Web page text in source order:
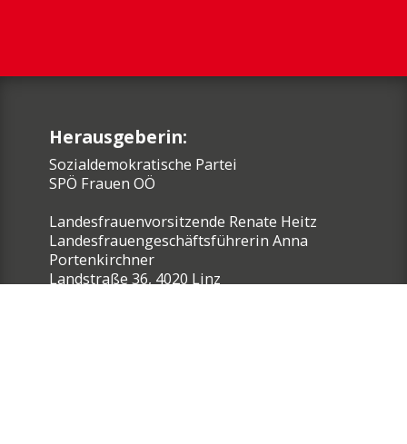
Herausgeberin:
Sozialdemokratische Partei
SPÖ Frauen OÖ
Landesfrauenvorsitzende Renate Heitz
Landesfrauengeschäftsführerin Anna
Portenkirchner
Landstraße 36, 4020 Linz